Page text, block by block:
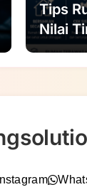
Tips
Nilai
Instagram